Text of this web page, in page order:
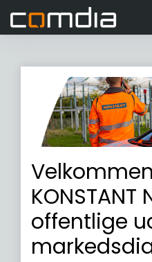
Go to login
KONSTANT
offentlige